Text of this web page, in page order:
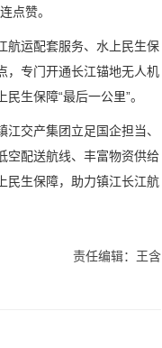
点赞。
航运配套服务、水上民生保
，专门开通长江锚地无人机
生保障“最后一公里”。
交产集团立足国企担当、
空配送航线、丰富物资供给
民生保障，助力镇江长江航
责任编辑：王含